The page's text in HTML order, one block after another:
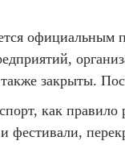
официальным
также закрыты.
как
фестивали,